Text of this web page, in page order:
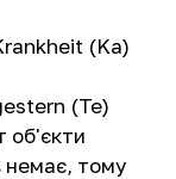
(Ka)
(Te)
об'єкти
немає, тому